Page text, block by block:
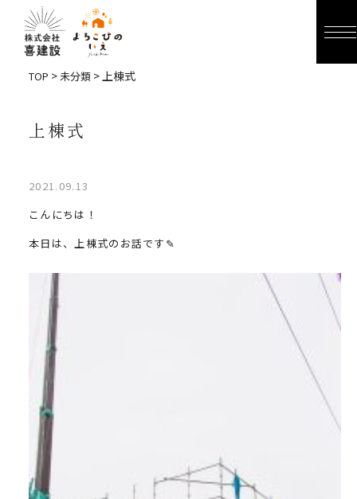
TOP >未分類 > 上棟式
上棟式
2021.09.13
こんにちは！
本日は、上棟式のお話です✎